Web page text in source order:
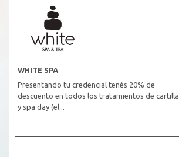
WHITE SPA
Presentando tu credencial tenés 20% de
descuento en todos los tratamientos de cartilla
y spa day (el...